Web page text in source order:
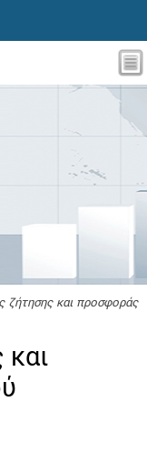
και προσφοράς